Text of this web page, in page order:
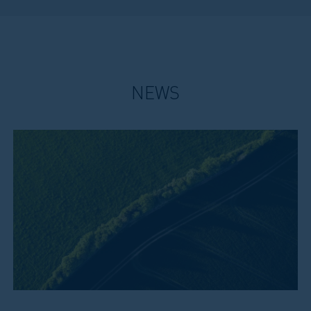
Patrimonium et/ou ses administrateurs, directeurs
et employés peuvent détenir ou avoir détenu des
participations ou traiter ou agir comme market
maker sur des titres présentés sur ce site internet.
De plus, ces entités ou personnes peuvent avoir ou
avoir eu des activités de conseil ou des relations
d’affaires et proposé des services ou agi en tant
qu’administrateurs des sociétés mentionnées sur
le site internet.
NEWS